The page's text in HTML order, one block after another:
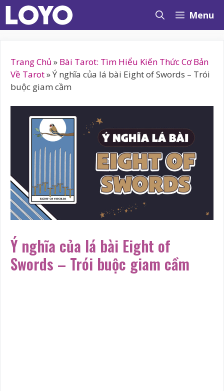
Chuyển
đến
nội
Menu
Trang Chủ » Bài Tarot: Tìm Hiểu Kiến Thức Cơ Bản
Về Tarot»Ý nghĩa của lá bài Eight of Swords – Trói
buộc giam cầm
Ý nghĩa của lá bài Eight of
Swords – Trói buộc giam cầm